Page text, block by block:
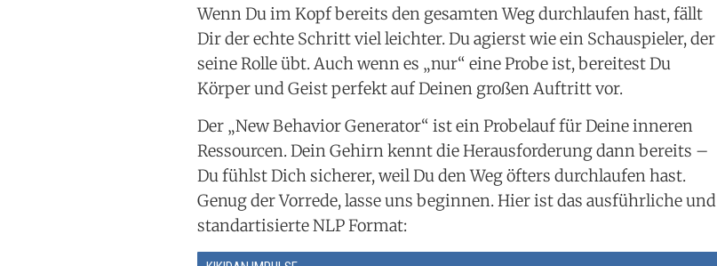
Wenn Du im Kopf bereits den gesamten Weg durchlaufen hast, fällt
Dir der echte Schritt viel leichter. Du agierst wie ein Schauspieler, der
seine Rolle übt. Auch wenn es „nur“ eine Probe ist, bereitest Du
Körper und Geist perfekt auf Deinen großen Auftritt vor.
Der „New Behavior Generator“ ist ein Probelauf für Deine inneren
Ressourcen. Dein Gehirn kennt die Herausforderung dann bereits –
Du fühlst Dich sicherer, weil Du den Weg öfters durchlaufen hast.
Genug der Vorrede, lasse uns beginnen. Hier ist das ausführliche und
standartisierte NLP Format: